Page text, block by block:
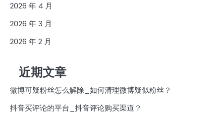
2026 年 4 月
2026 年 3 月
2026 年 2 月
近期文章
微博可疑粉丝怎么解除_如何清理微博疑似粉丝？
抖音买评论的平台_抖音评论购买渠道？